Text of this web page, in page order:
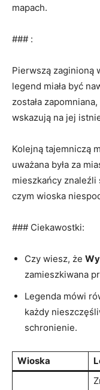
mapach.
### :
Pierwszą zaginioną
legend miała być
została
wskazują na jej
Kolejną tajemniczą
uważana ⁣była za
mieszkańcy
czym wioska
### Ciekawostki:
Czy wiesz, że
zamieszkiwana
Legenda mówi
każdy
schronienie.
Wioska